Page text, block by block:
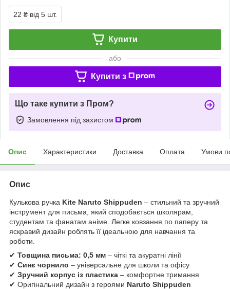
22 ₴ від 5 шт.
Купити
або
Купити з
Що таке купити з Пром?
Замовлення під захистом
Опис Характеристики Доставка Оплата Умови
Опис
Кулькова ручка Kite Naruto Shippuden – стильний та зручний
інструмент для письма, який сподобається школярам,
студентам та фанатам аніме. Легке ковзання по паперу та
яскравий дизайн роблять її ідеальною для навчання та
роботи.
✔ Товщина письма: 0,5 мм – чіткі та акуратні лінії
✔ Синє чорнило – універсальне для школи та офісу
✔ Зручний корпус із пластика – комфортне тримання
✔ Оригінальний дизайн з героями Naruto Shippuden